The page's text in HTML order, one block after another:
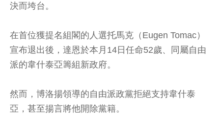
決而垮台。
在首位獲提名組閣的人選托馬克（Eugen Tomac）
宣布退出後，達恩於本月14日任命52歲、同屬自由
派的韋什泰亞籌組新政府。
然而，博洛揚領導的自由派政黨拒絕支持韋什泰
亞，甚至揚言將他開除黨籍。